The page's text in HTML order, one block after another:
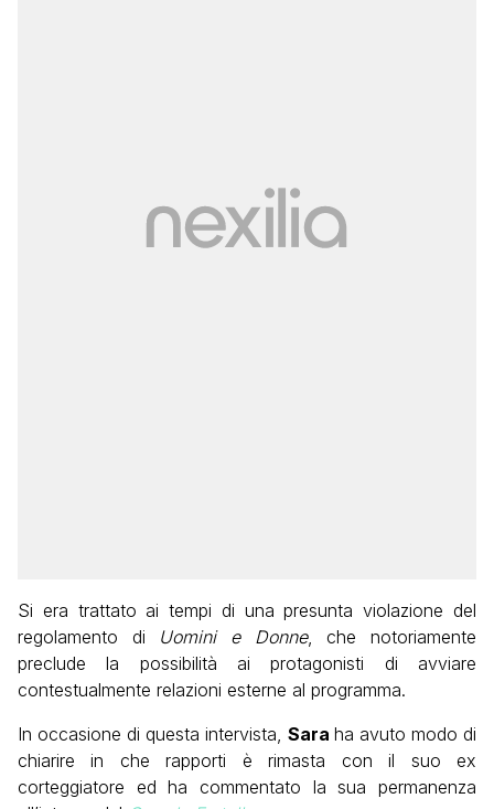
Si era trattato ai tempi di una presunta violazione del
regolamento di Uomini e Donne, che notoriamente
preclude la possibilità ai protagonisti di avviare
contestualmente relazioni esterne al programma.
In occasione di questa intervista, Sara ha avuto modo di
chiarire in che rapporti è rimasta con il suo ex
corteggiatore ed ha commentato la sua permanenza